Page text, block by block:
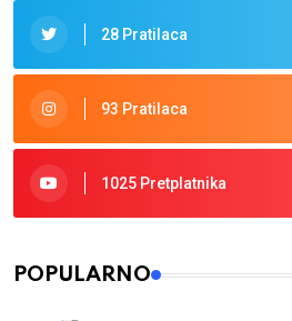
28 Pratilaca
93 Pratilaca
1025 Pretplatnika
POPULARNO